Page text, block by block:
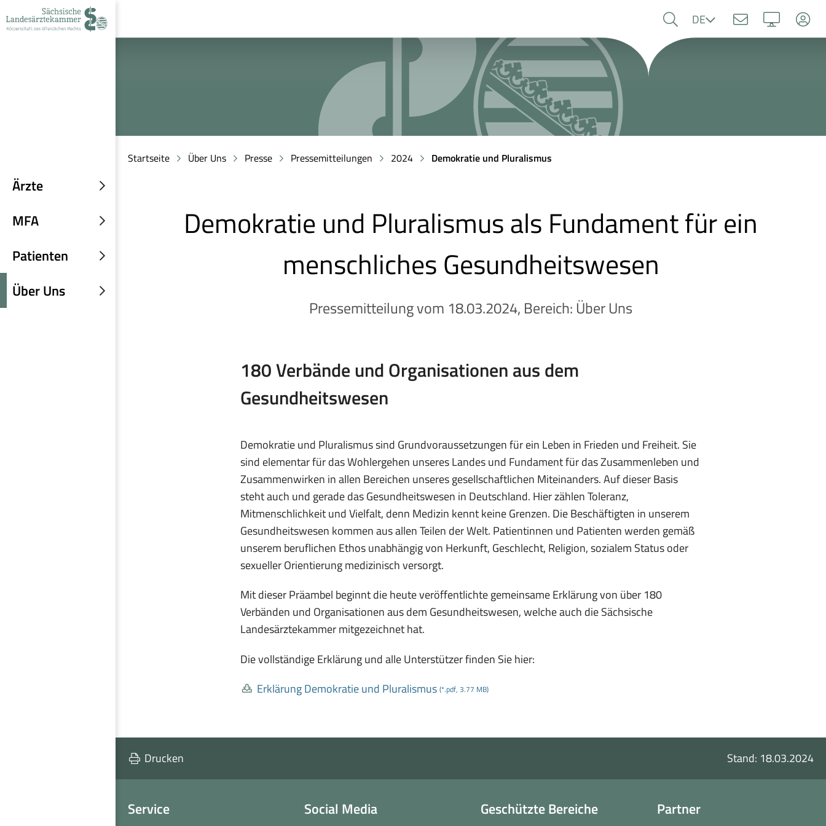
Navigation
Suche
Inhalt
Ärzte
Untermenü
MFA
Untermenü
Patienten
Untermenü
Über Uns
Untermenü
Sprache
DE
Startseite Über Uns Presse Pressemitteilungen 2024 Demokratie und Pluralismus
Demokratie und Pluralismus als Fundament für ein
menschliches Gesundheitswesen
Pressemitteilung vom 18.03.2024, Bereich: Über Uns
180 Verbände und Organisationen aus dem
Gesundheitswesen
Demokratie und Pluralismus sind Grundvoraussetzungen für ein Leben in Frieden und Freiheit. Sie
sind elementar für das Wohlergehen unseres Landes und Fundament für das Zusammenleben und
Zusammenwirken in allen Bereichen unseres gesellschaftlichen Miteinanders. Auf dieser Basis
steht auch und gerade das Gesundheitswesen in Deutschland. Hier zählen Toleranz,
Mitmenschlichkeit und Vielfalt, denn Medizin kennt keine Grenzen. Die Beschäftigten in unserem
Gesundheitswesen kommen aus allen Teilen der Welt. Patientinnen und Patienten werden gemäß
unserem beruflichen Ethos unabhängig von Herkunft, Geschlecht, Religion, sozialem Status oder
sexueller Orientierung medizinisch versorgt.
Mit dieser Präambel beginnt die heute veröffentlichte gemeinsame Erklärung von über 180
Verbänden und Organisationen aus dem Gesundheitswesen, welche auch die Sächsische
Landesärztekammer mitgezeichnet hat.
Die vollständige Erklärung und alle Unterstützer finden Sie hier:
Erklärung Demokratie und Pluralismus (*.pdf, 3.77 MB)
Drucken Stand: 18.03.2024
Service Social Media Geschützte Bereiche Partner